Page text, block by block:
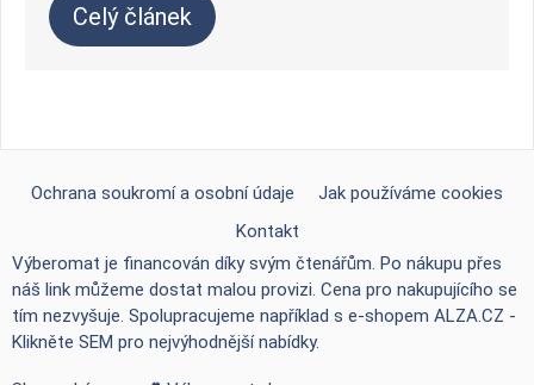
Celý článek
Ochrana soukromí a osobní údaje
Jak používáme cookies
Kontakt
Výberomat je financován díky svým čtenářům. Po nákupu přes
náš link můžeme dostat malou provizi. Cena pro nakupujícího se
tím nezvyšuje. Spolupracujeme například s e-shopem ALZA.CZ -
Klikněte SEM pro nejvýhodnější nabídky.